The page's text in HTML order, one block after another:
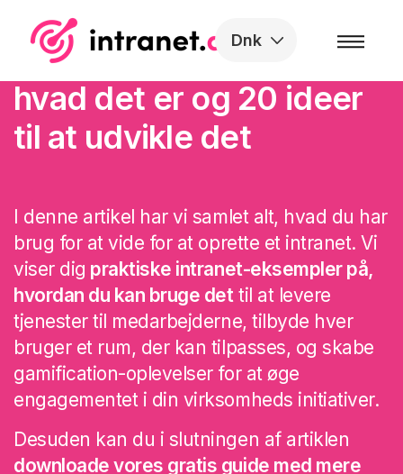
Dnk
Virksomhedsintranet:
hvad det er og 20 ideer
til at udvikle det
I denne artikel har vi samlet alt, hvad du har
brug for at vide for at oprette et intranet. Vi
viser dig praktiske intranet-eksempler på,
hvordan du kan bruge dettil at levere
tjenester til medarbejderne, tilbyde hver
bruger et rum, der kan tilpasses, og skabe
gamification-oplevelser for at øge
engagementet i din virksomheds initiativer.
Desuden kan du i slutningen af artiklen
downloade vores gratis guide med mere